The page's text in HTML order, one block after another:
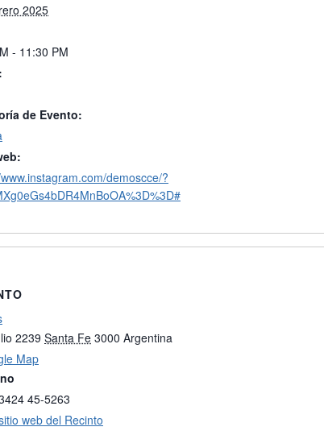
2025
- 11:30 PM
de Evento:
demoscce/?
2239 Santa Fe 3000 Argentina
Map
45-5263
web del Recinto